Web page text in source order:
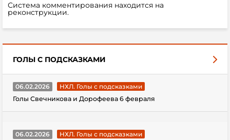
Система комментирования находится на
реконструкции.
ГОЛЫ С ПОДСКАЗКАМИ
06.02.2026
НХЛ. Голы с подсказками
Голы Свечникова и Дорофеева 6 февраля
06.02.2026
НХЛ. Голы с подсказками